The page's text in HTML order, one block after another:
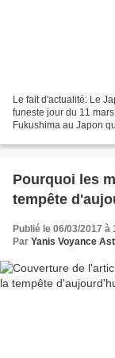
Le fait d'actualité: Le
funeste jour du 11
Fukushima au Japon
Pourquoi les
tempête
Publié le 06/03/2017 à
Par Yanis Voyance